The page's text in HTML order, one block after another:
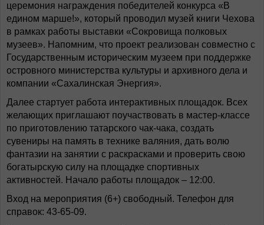
церемония награждения победителей конкурса «В
едином марше!», который проводил музей книги Чехова
в рамках работы выставки «Сокровища полковых
музеев». Напомним, что проект реализован совместно с
Государственным историческим музеем при поддержке
островного министерства культуры и архивного дела и
компании «Сахалинская Энергия».
Далее стартует работа интерактивных площадок. Всех
желающих приглашают поучаствовать в мастер-классе
по приготовлению татарского чак-чака, создать
сувениры на память в технике валяния, дать волю
фантазии на занятии с раскрасками и проверить свою
богатырскую силу на площадке спортивных
активностей. Начало работы площадок – 12:00.
Вход на мероприятия (6+) свободный. Телефон для
справок: 43-65-09.